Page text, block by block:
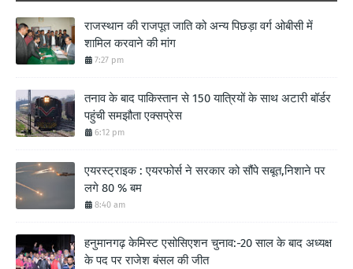
राजस्थान की राजपूत जाति को अन्य पिछड़ा वर्ग ओबीसी में
शामिल करवाने की मांग
7:27 pm
तनाव के बाद पाकिस्तान से 150 यात्रियों के साथ अटारी बॉर्डर
पहुंची समझौता एक्सप्रेस
6:12 pm
एयरस्ट्राइक : एयरफोर्स ने सरकार को सौंपे सबूत,निशाने पर
लगे 80 % बम
8:40 am
हनुमानगढ़ केमिस्ट एसोसिएशन चुनाव:-20 साल के बाद अध्यक्ष
के पद पर राजेश बंसल की जीत